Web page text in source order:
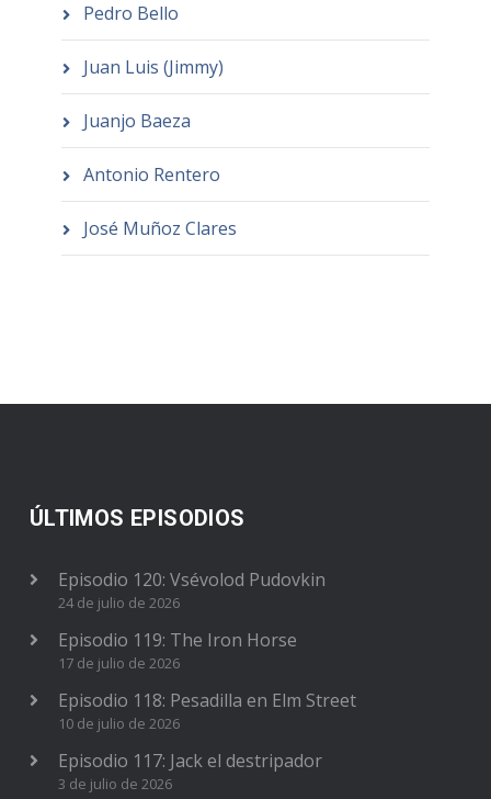
Pedro Bello
Juan Luis (Jimmy)
Juanjo Baeza
Antonio Rentero
José Muñoz Clares
ÚLTIMOS EPISODIOS
Episodio 120: Vsévolod Pudovkin
24 de julio de 2026
Episodio 119: The Iron Horse
17 de julio de 2026
Episodio 118: Pesadilla en Elm Street
10 de julio de 2026
Episodio 117: Jack el destripador
3 de julio de 2026